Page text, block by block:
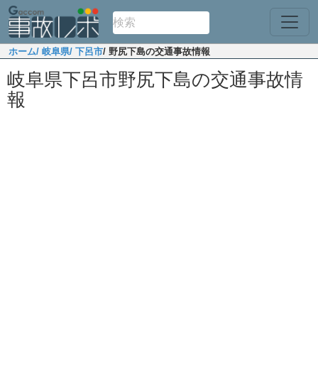
ホーム/ 岐阜県/ 下呂市/ 野尻下島の交通事故情報
岐阜県下呂市野尻下島の交通事故情
報